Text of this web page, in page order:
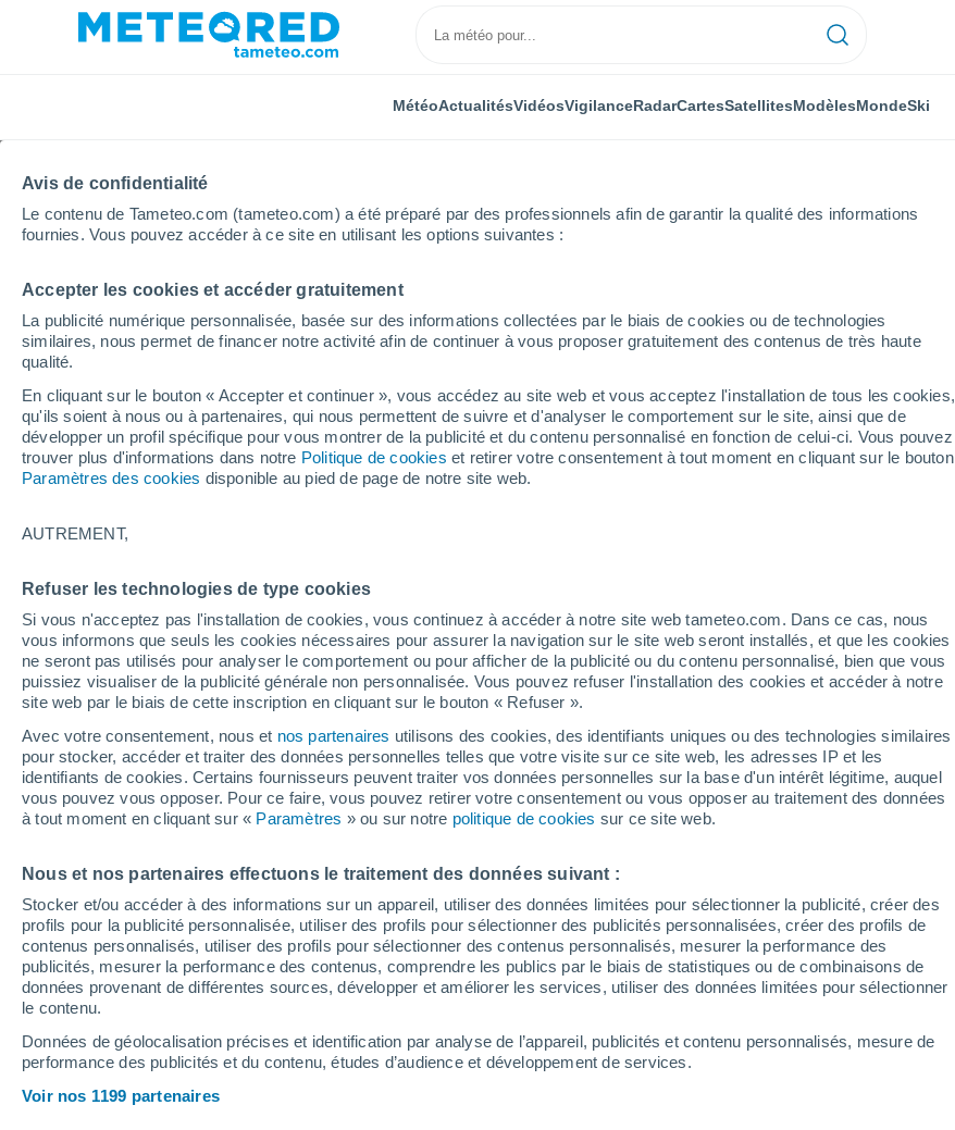
Avis de confidentialité
Le contenu de Tameteo.com (tameteo.com) a été préparé par des professionnels afin de garantir la qualité des informations
fournies. Vous pouvez accéder à ce site en utilisant les options suivantes :
Accepter les cookies et accéder gratuitement
La publicité numérique personnalisée, basée sur des informations collectées par le biais de cookies ou de technologies
similaires, nous permet de financer notre activité afin de continuer à vous proposer gratuitement des contenus de très haute
qualité.
En cliquant sur le bouton « Accepter et continuer », vous accédez au site web et vous acceptez l'installation de tous les cookies,
qu'ils soient à nous ou à partenaires, qui nous permettent de suivre et d'analyser le comportement sur le site, ainsi que de
développer un profil spécifique pour vous montrer de la publicité et du contenu personnalisé en fonction de celui-ci. Vous pouvez
trouver plus d'informations dans notre Politique de cookies et retirer votre consentement à tout moment en cliquant sur le bouton
Paramètres des cookies disponible au pied de page de notre site web.
AUTREMENT,
Refuser les technologies de type cookies
Si vous n'acceptez pas l'installation de cookies, vous continuez à accéder à notre site web tameteo.com. Dans ce cas, nous
vous informons que seuls les cookies nécessaires pour assurer la navigation sur le site web seront installés, et que les cookies
ne seront pas utilisés pour analyser le comportement ou pour afficher de la publicité ou du contenu personnalisé, bien que vous
puissiez visualiser de la publicité générale non personnalisée. Vous pouvez refuser l'installation des cookies et accéder à notre
site web par le biais de cette inscription en cliquant sur le bouton « Refuser ».
Avec votre consentement, nous et nos partenaires utilisons des cookies, des identifiants uniques ou des technologies similaires
pour stocker, accéder et traiter des données personnelles telles que votre visite sur ce site web, les adresses IP et les
identifiants de cookies. Certains fournisseurs peuvent traiter vos données personnelles sur la base d'un intérêt légitime, auquel
vous pouvez vous opposer. Pour ce faire, vous pouvez retirer votre consentement ou vous opposer au traitement des données
à tout moment en cliquant sur « Paramètres » ou sur notre politique de cookies sur ce site web.
Nous et nos partenaires effectuons le traitement des données suivant :
Stocker et/ou accéder à des informations sur un appareil, utiliser des données limitées pour sélectionner la publicité, créer des
profils pour la publicité personnalisée, utiliser des profils pour sélectionner des publicités personnalisées, créer des profils de
contenus personnalisés, utiliser des profils pour sélectionner des contenus personnalisés, mesurer la performance des
publicités, mesurer la performance des contenus, comprendre les publics par le biais de statistiques ou de combinaisons de
données provenant de différentes sources, développer et améliorer les services, utiliser des données limitées pour sélectionner
le contenu.
Données de géolocalisation précises et identification par analyse de l’appareil, publicités et contenu personnalisés, mesure de
performance des publicités et du contenu, études d’audience et développement de services.
Voir nos 1199 partenaires
MétéoActualitésVidéosVigilanceRadarCartesSatellitesModèlesMondeSki
Accueil Andorre Grandvalira Ski
Fermée
Grandvalira
Ouverture
Il manque 119 jours
Fermeture
Aujourd´hui
7 Août
Demain
8 Août
Dimanche
9 Août
Bulletin enneigement pour aujourd'hui
Pistes par niveau de difficulté 23 54 46 20
Kilomètres skiables - / 215
Pistes ouvertes - / 143
Remontées - / 73
État de la neige
Epaisseur de neige au sommet -
Tyoe de neige à la base
Tyoe de neige au sommet
Webcams - Grandvalira